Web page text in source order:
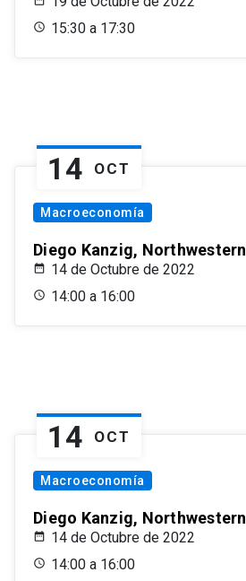
15:30 a 17:30
14 OCT
Macroeconomía
Diego Kanzig, Northwestern
14 de Octubre de 2022
14:00 a 16:00
14 OCT
Macroeconomía
Diego Kanzig, Northwestern
14 de Octubre de 2022
14:00 a 16:00